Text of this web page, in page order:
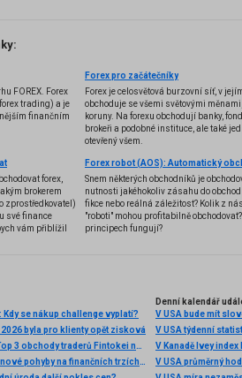
FOREX. Forex
trading) a je
finančním
Forex pro začátečníky
Forex je celosvětová burzovní síť, v
obchoduje se všemi světovými
koruny. Na forexu obchodují banky,
brokeři a podobné instituce, ale také
otevřený všem.
forex,
brokerem
zprostředkovatel)
své finance
vám přiblížil
Snem některých obchodníků je
nutnosti jakéhokoliv zásahu do
fikce nebo reálná záležitost? Kolik z
"roboti" mohou profitabilně
principech fungují?
se nákup challenge vyplatí?
byla pro klienty opět zisková
Léto v plném proudu, trhy také: Top 3 obchody traderů Fintokei na indexech a zlatě
Chamtivost a strach: Největší cenové pohyby na finančních trzích (červenec 2026)
Denní kalendář
V USA bude mít
V USA týdenní
V Kanadě Ivey index
V USA průměrný